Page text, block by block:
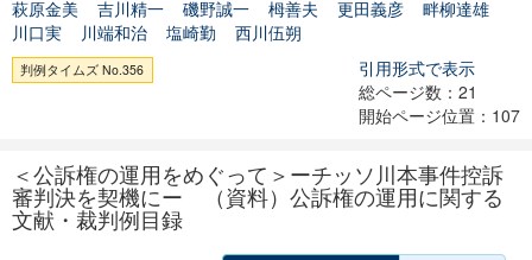
萩原金美 吉川精一 磯野誠一 栂善夫 更田義彦
畔柳達雄
川口実
川端和治 塩崎勤 西川伍朔
判例タイムズ No.356
引用形式で表示
総ページ数：21
開始ページ位置：107
＜公訴権の運用をめぐって＞ーチッソ川本事件控訴
審判決を契機にー （資料）公訴権の運用に関する
文献・裁判例目録